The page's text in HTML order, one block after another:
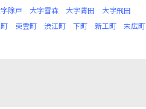
除戸 大字雪森 大字青田
大字飛田
東雲町 渋江町 下町 新工町
末広町